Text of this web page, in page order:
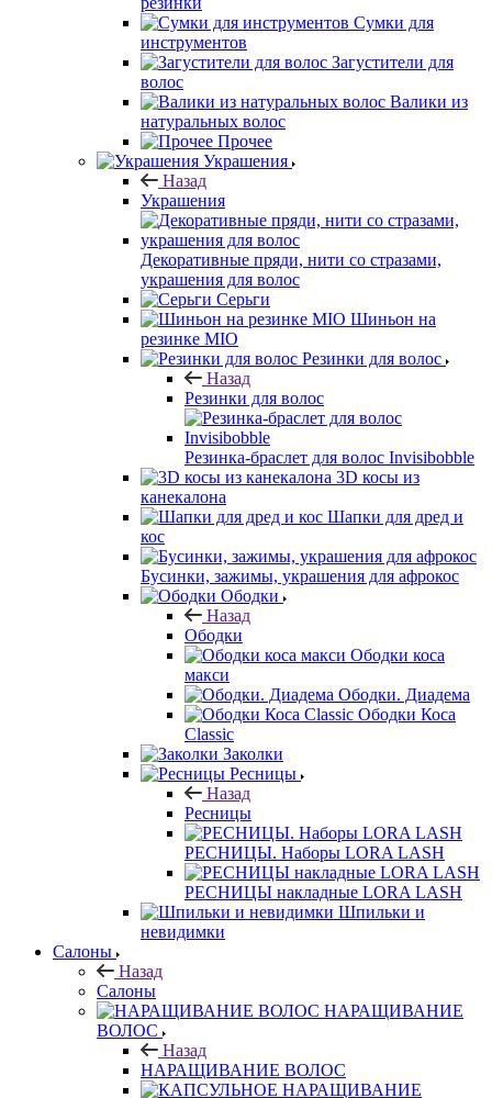
Сумки для
инструментов
Загустители для
волос
Валики из
натуральных волос
Прочее
Украшения
Назад
Украшения
Декоративные пряди, нити со стразами,
украшения для волос
Серьги
Шиньон на
резинке MIO
Резинки для волос
Назад
Резинки для волос
Резинка-браслет для волос Invisibobble
3D косы из
канекалона
Шапки для дред и
кос
Бусинки, зажимы, украшения для афрокос
Ободки
Назад
Ободки
Ободки коса
макси
Ободки. Диадема
Ободки Коса
Classic
Заколки
Ресницы
Назад
Ресницы
РЕСНИЦЫ. Наборы LORA LASH
РЕСНИЦЫ накладные LORA LASH
Шпильки и
невидимки
Салоны
Назад
Салоны
НАРАЩИВАНИЕ
ВОЛОС
Назад
НАРАЩИВАНИЕ ВОЛОС